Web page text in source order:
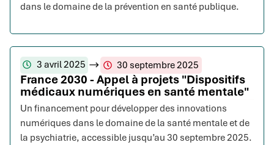
dans le domaine de la prévention en santé publique.
3 avril 2025 30 septembre 2025
France 2030 - Appel à projets "Dispositifs
médicaux numériques en santé mentale"
Un financement pour développer des innovations
numériques dans le domaine de la santé mentale et de
la psychiatrie, accessible jusqu’au 30 septembre 2025.